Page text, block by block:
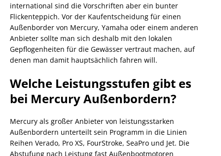
international sind die Vorschriften aber ein bunter
Flickenteppich. Vor der Kaufentscheidung für einen
Außenborder von Mercury, Yamaha oder einem anderen
Anbieter sollte man sich deshalb mit den lokalen
Gepflogenheiten für die Gewässer vertraut machen, auf
denen man damit hauptsächlich fahren will.
Welche Leistungsstufen gibt es
bei Mercury Außenbordern?
Mercury als großer Anbieter von leistungsstarken
Außenbordern unterteilt sein Programm in die Linien
Reihen Verado, Pro XS, FourStroke, SeaPro und Jet. Die
Abstufung nach Leistung fast Außenbootmotoren